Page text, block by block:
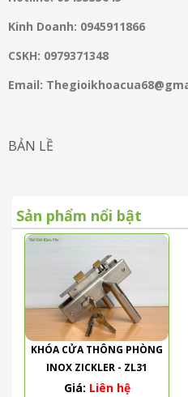
Sản phẩm nổi bật
KHÓA CỬA THÔNG PHÒNG
INOX ZICKLER - ZL31
Giá: Liên hệ
Kinh Doanh: 0945911866
CSKH: 0979371348
Email:
BẢN LỀ